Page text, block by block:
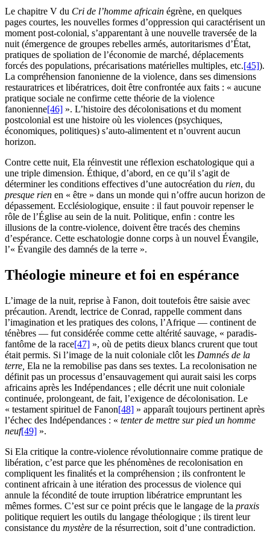
Le chapitre V du Cri de l’homme africain égrène, en quelques
pages courtes, les nouvelles formes d’oppression qui caractérisent un
moment post-colonial, s’apparentant à une nouvelle traversée de la
nuit (émergence de groupes rebelles armés, autoritarismes d’État,
pratiques de spoliation de l’économie de marché, déplacements
forcés des populations, précarisations matérielles multiples, etc.[45]).
La compréhension fanonienne de la violence, dans ses dimensions
restauratrices et libératrices, doit être confrontée aux faits : « aucune
pratique sociale ne confirme cette théorie de la violence
fanonienne[46] ». L’histoire des décolonisations et du moment
postcolonial est une histoire où les violences (psychiques,
économiques, politiques) s’auto-alimentent et n’ouvrent aucun
horizon.
Contre cette nuit, Ela réinvestit une réflexion eschatologique qui a
une triple dimension. Éthique, d’abord, en ce qu’il s’agit de
déterminer les conditions effectives d’une autocréation du rien, du
presque rien en « être » dans un monde qui n’offre aucun horizon de
dépassement. Ecclésiologique, ensuite : il faut pouvoir repenser le
rôle de l’Église au sein de la nuit. Politique, enfin : contre les
illusions de la contre-violence, doivent être tracés des chemins
d’espérance. Cette eschatologie donne corps à un nouvel Évangile,
l’« Évangile des damnés de la terre ».
Théologie mineure et foi en espérance
L’image de la nuit, reprise à Fanon, doit toutefois être saisie avec
précaution. Arendt, lectrice de Conrad, rappelle comment dans
l’imagination et les pratiques des colons, l’Afrique — continent de
ténèbres — fut considérée comme cette altérité sauvage, « paradis-
fantôme de la race[47] », où de petits dieux blancs crurent que tout
était permis. Si l’image de la nuit coloniale clôt les Damnés de la
terre, Ela ne la remobilise pas dans ses textes. La recolonisation ne
définit pas un processus d’ensauvagement qui aurait saisi les corps
africains après les Indépendances ; elle décrit une nuit coloniale
continuée, prolongeant, de fait, l’exigence de décolonisation. Le
« testament spirituel de Fanon[48] » apparaît toujours pertinent après
l’échec des Indépendances : « tenter de mettre sur pied un homme
neuf[49] ».
Si Ela critique la contre-violence révolutionnaire comme pratique de
libération, c’est parce que les phénomènes de recolonisation en
compliquent les finalités et la compréhension ; ils confrontent le
continent africain à une itération des processus de violence qui
annule la fécondité de toute irruption libératrice empruntant les
mêmes formes. C’est sur ce point précis que le langage de la praxis
politique requiert les outils du langage théologique ; ils tirent leur
consistance du mystère de la résurrection, soit d’une contradiction.